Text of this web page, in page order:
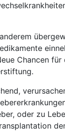
Chancen
oder zu